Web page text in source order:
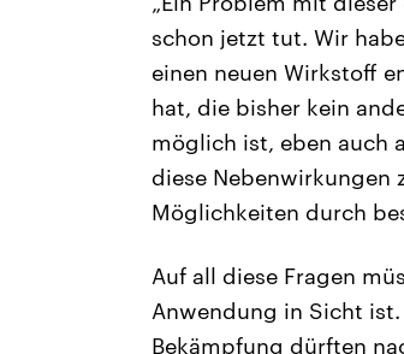
schon jetzt tut. Wir
einen neuen Wirkstoff
hat, die bisher kein
möglich ist, eben auch
diese Nebenwirkungen
Möglichkeiten durch
Auf all diese Fragen
Anwendung in Sicht
Bekämpfung dürften